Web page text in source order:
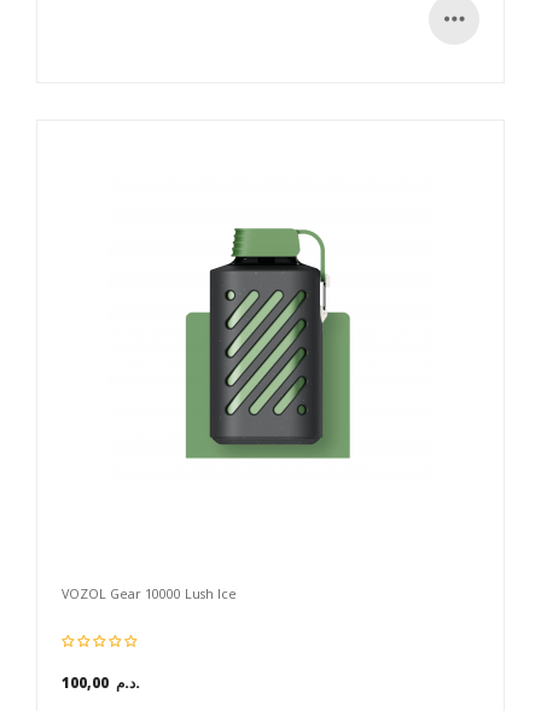
VOZOL Gear 10000 Lush Ice
100,00 د.م.